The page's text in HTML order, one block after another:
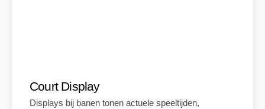
Court Display
Displays bij banen tonen actuele speeltijden,